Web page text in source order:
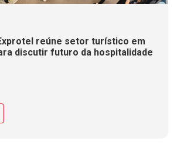
reúne setor turístico em
discutir futuro da hospitalidade